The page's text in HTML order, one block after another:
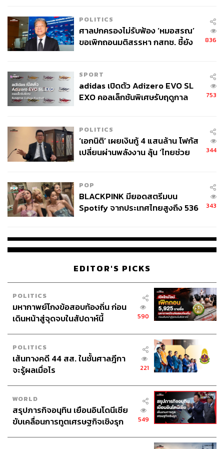
POLITICS
ศาลปกครองไม่รับฟ้อง ‘หมอสรณ’
ขอเพิกถอนมติสรรหา กสทช. ชี้ยัง
836
SPORT
adidas เปิดตัว Adizero EVO SL
EXO คอลเล็กชันพิเศษรับฤดูกาล
753
POLITICS
‘เอกนิติ’ เผยเงินกู้ 4 แสนล้าน โฟกัส
เปลี่ยนผ่านพลังงาน ลุ้น ‘ไทยช่วย
344
POP
BLACKPINK มียอดสตรีมบน
Spotify จากประเทศไทยสูงถึง 536
343
EDITOR'S PICKS
POLITICS
มหากาพย์โกงข้อสอบท้องถิ่น ก่อน
เดินหน้าสู่จุดจบในสัปดาห์นี้
590
POLITICS
เส้นทางคดี 44 สส. ในชั้นศาลฎีกา
จะรู้ผลเมื่อไร
221
WORLD
สรุปภารกิจอนุทิน เยือนอินโดนีเซีย
ขับเคลื่อนการทูตเศรษฐกิจเชิงรุก
549